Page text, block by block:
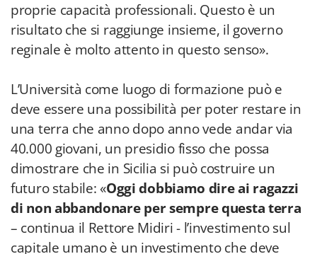
proprie capacità professionali. Questo è un
risultato che si raggiunge insieme, il governo
reginale è molto attento in questo senso».
L’Università come luogo di formazione può e
deve essere una possibilità per poter restare in
una terra che anno dopo anno vede andar via
40.000 giovani, un presidio fisso che possa
dimostrare che in Sicilia si può costruire un
futuro stabile: «Oggi dobbiamo dire ai ragazzi
di non abbandonare per sempre questa terra
– continua il Rettore Midiri - l’investimento sul
capitale umano è un investimento che deve